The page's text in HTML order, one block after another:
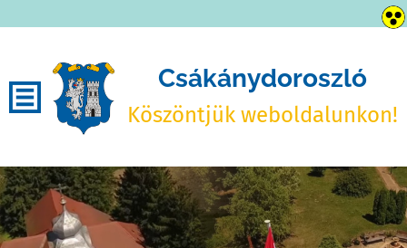
Csákánydoroszló
Köszöntjük weboldalunkon!